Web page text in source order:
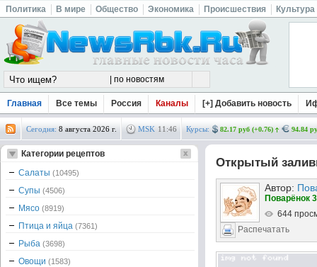
Политика В мире Общество Экономика Происшествия Культура
Главная Все темы Россия Каналы [+] Добавить новость
Сегодня: 8 августа 2026 г. MSK 11 :46 Курсы: 82.17 руб (+0.76) 94.84
Открытый
Автор:
Поварёнок
644
Распечатать
Категории рецептов
Салаты (10495)
Супы (4506)
Мясо (8919)
Птица и яйца (7361)
Рыба (3698)
Овощи (1583)